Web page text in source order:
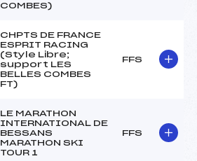
COMBES)
CHPTS DE FRANCE
ESPRIT RACING
(Style Libre;
support LES
BELLES COMBES
FT)
FFS
LE MARATHON
INTERNATIONAL DE
BESSANS
MARATHON SKI
TOUR 1
FFS